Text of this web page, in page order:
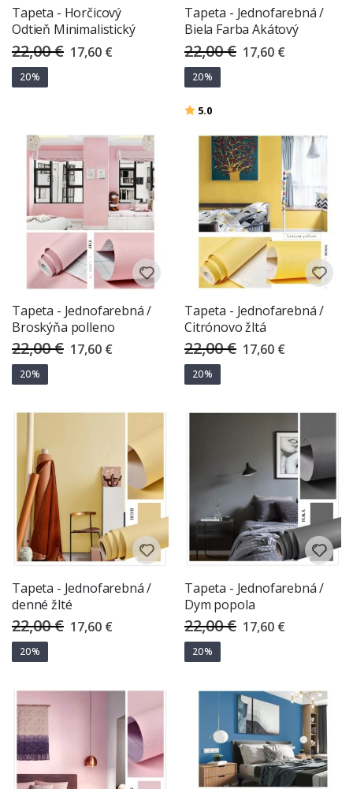
Tapeta - Horčicový
Odtieň Minimalistický
22,00 € Special
Price
17,60 €
20%
Tapeta - Jednofarebná /
Biela Farba Akátový
22,00 € Special
Price
17,60 €
20%
Hodnotenie:
5.0
Tapeta - Jednofarebná /
Broskýňa polleno
22,00 € Special
Price
17,60 €
20%
Tapeta - Jednofarebná /
Citrónovo žltá
22,00 € Special
Price
17,60 €
20%
Tapeta - Jednofarebná /
denné žlté
22,00 € Special
Price
17,60 €
20%
Tapeta - Jednofarebná /
Dym popola
22,00 € Special
Price
17,60 €
20%